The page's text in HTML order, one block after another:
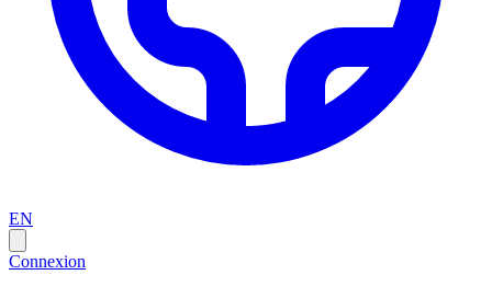
EN
Connexion